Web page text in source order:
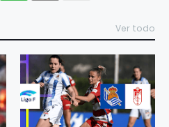
Ver todo